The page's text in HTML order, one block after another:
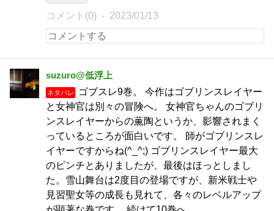
コメント(0) 2023/01/13
suzuro@低浮上
ネタバレ
ゴブスレ9巻。 今作はゴブリンスレイヤー
と女神官は別々の冒険へ。 女神官ちゃんのゴブリ
ンスレイヤーからの薫陶というか、影響されまく
っているところが面白いです。 師がゴブリンスレ
イヤーですからね(^_^;) ゴブリンスレイヤー最大
のピンチとありましたが、最後はほっとしまし
た。雪山舞台は2度目の登場ですが、新米戦士や
見習聖女等の成長も見れて、各々のレベルアップ